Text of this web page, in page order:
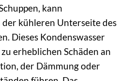
kann
kühleren Unterseite des
Dieses Kondenswasser
erheblichen Schäden an
der Dämmung oder